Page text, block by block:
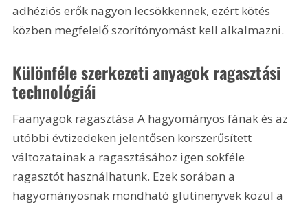
adhéziós erők nagyon lecsökkennek, ezért kötés
közben megfelelő szorítónyomást kell alkalmazni.
Különféle szerkezeti anyagok ragasztási
technológiái
Faanyagok ragasztása A hagyományos fának és az
utóbbi évtizedeken jelentősen korszerűsített
változatainak a ragasztásához igen sokféle
ragasztót használhatunk. Ezek sorában a
hagyományosnak mondható glutinenyvek közül a